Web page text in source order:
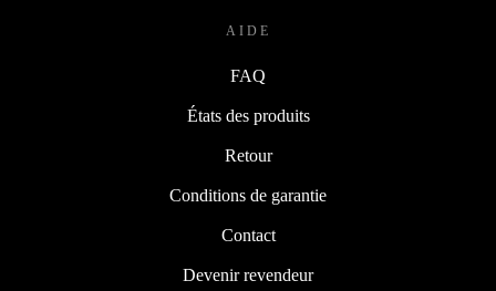
AIDE
FAQ
États des produits
Retour
Conditions de garantie
Contact
Devenir revendeur